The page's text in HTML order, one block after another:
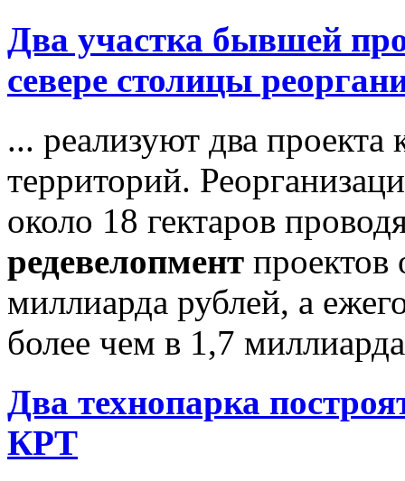
Два участка бывшей
севере столицы
... реализуют два проекта
территорий.
около 18 гектаров
редевелопмент проектов
миллиарда рублей, а
более чем в 1,7
Два технопарка
КРТ